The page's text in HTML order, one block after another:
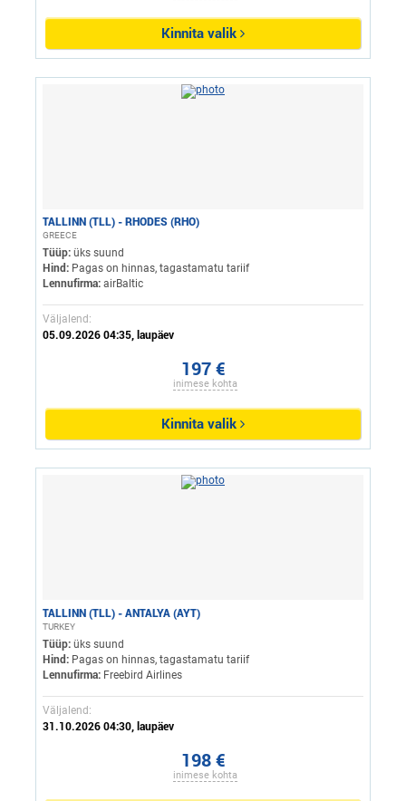
Kinnita valik
TALLINN (TLL) - RHODES (RHO)
GREECE
Tüüp: üks suund
Hind: Pagas on hinnas, tagastamatu tariif
Lennufirma: airBaltic
Väljalend:
05.09.2026 04:35, laupäev
197 €
inimese kohta
Kinnita valik
TALLINN (TLL) - ANTALYA (AYT)
TURKEY
Tüüp: üks suund
Hind: Pagas on hinnas, tagastamatu tariif
Lennufirma: Freebird Airlines
Väljalend:
31.10.2026 04:30, laupäev
198 €
inimese kohta